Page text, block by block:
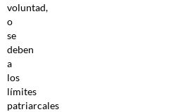
voluntad,
o
se
deben
a
los
límites
patriarcales